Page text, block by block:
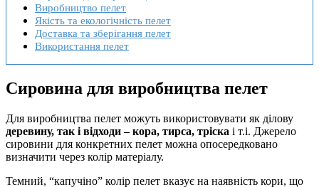
Виробництво пелет
Якість та екологічність пелет
Доставка та зберігання пелет
Використання пелет
Сировина для виробництва пелет
Для виробництва пелет можуть використовувати як ділову
деревину, так і відходи – кора, тирса, тріска і т.і. Джерело
сировини для конкретних пелет можна опосередковано
визначити через колір матеріалу.
Темний, “капучіно” колір пелет вказує на наявність кори, що